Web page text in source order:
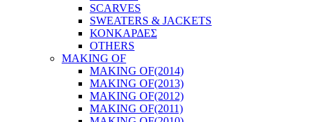
SCARVES
SWEATERS & JACKETS
ΚΟΝΚΑΡΔΕΣ
OTHERS
MAKING OF
MAKING OF(2014)
MAKING OF(2013)
MAKING OF(2012)
MAKING OF(2011)